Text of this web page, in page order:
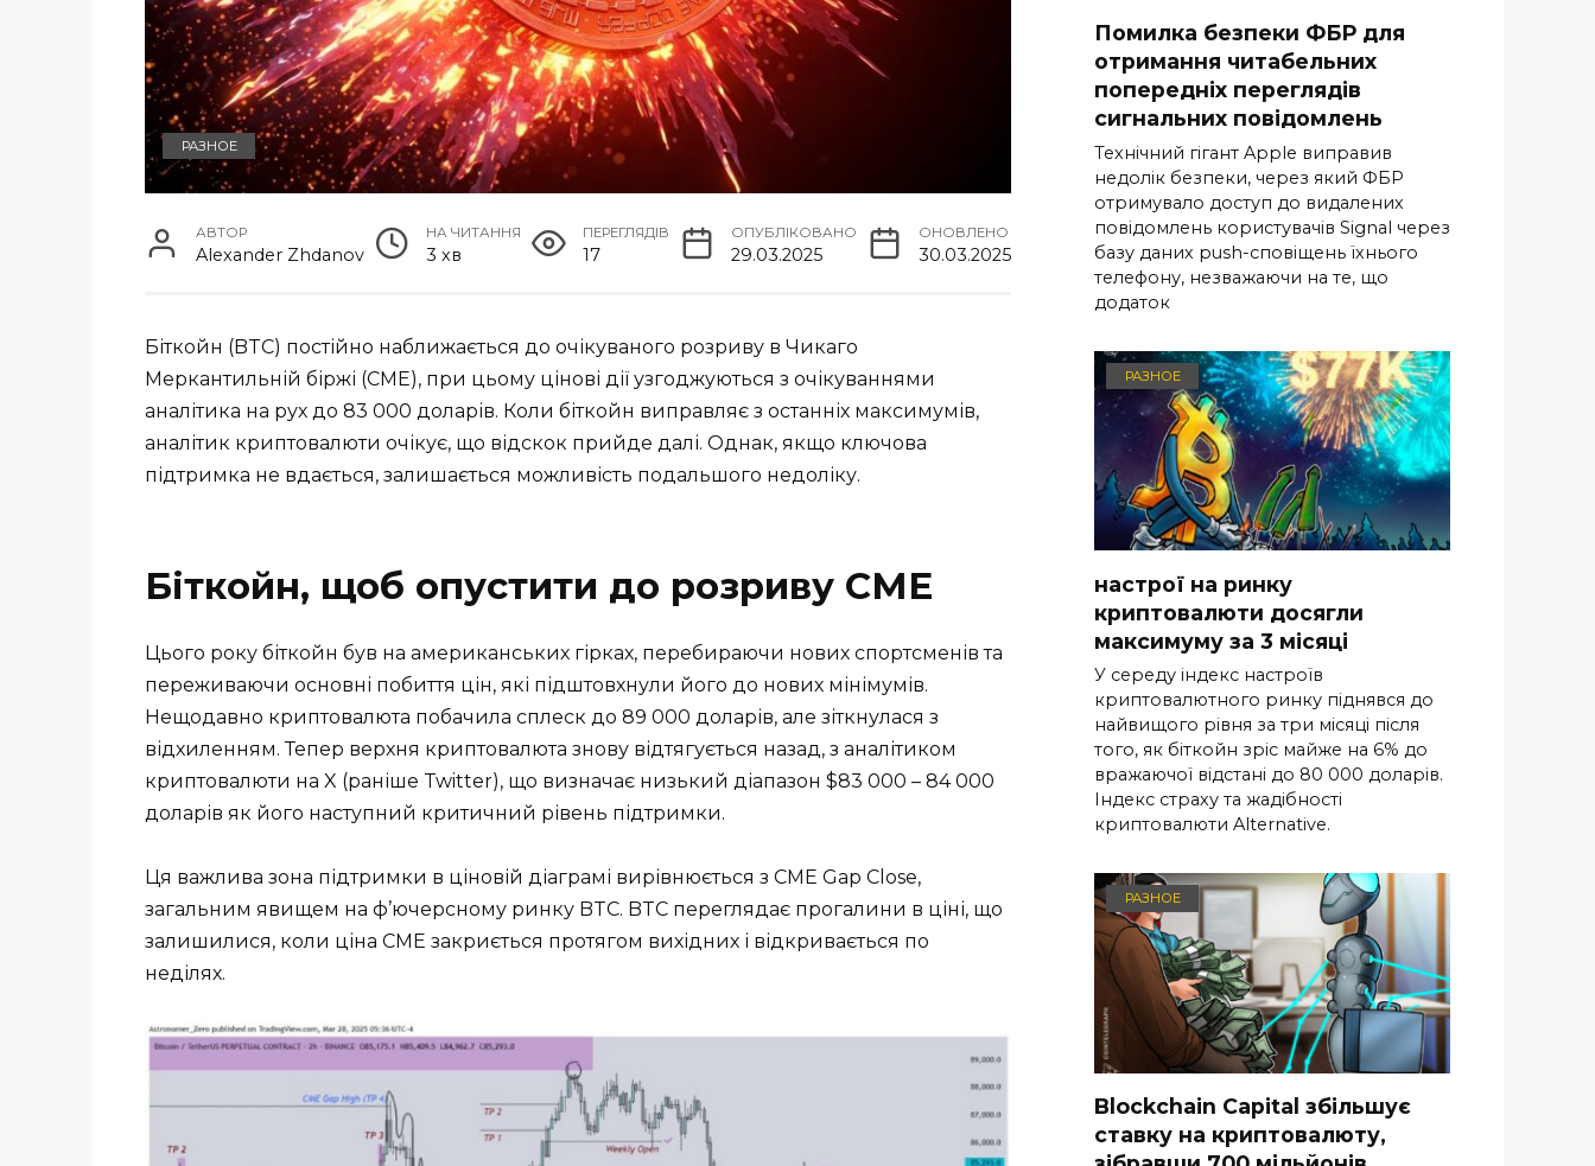
РАЗНОЕ
АВТОР
Alexander Zhdanov
НА ЧИТАННЯ
3 хв
ПЕРЕГЛЯДІВ
17
ОПУБЛІКОВАНО
29.03.2025
ОНОВЛЕНО
30.03.2025
Біткойн (BTC) постійно наближається до очікуваного розриву в Чикаго
Меркантильній біржі (CME), при цьому цінові дії узгоджуються з очікуваннями
аналітика на рух до 83 000 доларів. Коли біткойн виправляє з останніх максимумів,
аналітик криптовалюти очікує, що відскок прийде далі. Однак, якщо ключова
підтримка не вдається, залишається можливість подальшого недоліку.
Біткойн, щоб опустити до розриву CME
Цього року біткойн був на американських гірках, перебираючи нових спортсменів та
переживаючи основні побиття цін, які підштовхнули його до нових мінімумів.
Нещодавно криптовалюта побачила сплеск до 89 000 доларів, але зіткнулася з
відхиленням. Тепер верхня криптовалюта знову відтягується назад, з аналітиком
криптовалюти на X (раніше Twitter), що визначає низький діапазон $83 000 – 84 000
доларів як його наступний критичний рівень підтримки.
Ця важлива зона підтримки в ціновій діаграмі вирівнюється з CME Gap Close,
загальним явищем на ф’ючерсному ринку BTC. BTC переглядає прогалини в ціні, що
залишилися, коли ціна CME закриється протягом вихідних і відкривається по
неділях.
Помилка безпеки ФБР для
отримання читабельних
попередніх переглядів
сигнальних повідомлень
Технічний гігант Apple виправив
недолік безпеки, через який ФБР
отримувало доступ до видалених
повідомлень користувачів Signal через
базу даних push-сповіщень їхнього
телефону, незважаючи на те, що
додаток
РАЗНОЕ
настрої на ринку
криптовалюти досягли
максимуму за 3 місяці
У середу індекс настроїв
криптовалютного ринку піднявся до
найвищого рівня за три місяці після
того, як біткойн зріс майже на 6% до
вражаючої відстані до 80 000 доларів.
Індекс страху та жадібності
криптовалюти Alternative.
РАЗНОЕ
Blockchain Capital збільшує
ставку на криптовалюту,